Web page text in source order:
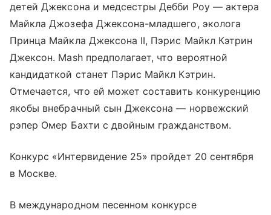
детей Джексона и медсестры Дебби Роу — актера
Майкла Джозефа Джексона-младшего, эколога
Принца Майкла Джексона II, Пэрис Майкл Кэтрин
Джексон. Mash предполагает, что вероятной
кандидаткой станет Пэрис Майкл Кэтрин.
Отмечается, что ей может составить конкуренцию
якобы внебрачный сын Джексона — норвежский
рэпер Омер Бахти с двойным гражданством.
Конкурс «Интервидение 25» пройдет 20 сентября
в Москве.
В международном песенном конкурсе